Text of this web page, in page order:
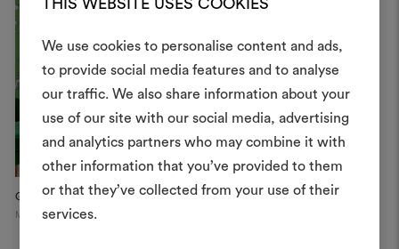
We use cookies to personalise content and ads,
to provide social media features and to analyse
our traffic. We also share information about your
use of our site with our social media, advertising
and analytics partners who may combine it with
other information that you’ve provided to them
or that they’ve collected from your use of their
services.
General Oraá
Madrid
Dedar Showroom
Crea
Uno strumento interattivo
e condividere le tue idee,